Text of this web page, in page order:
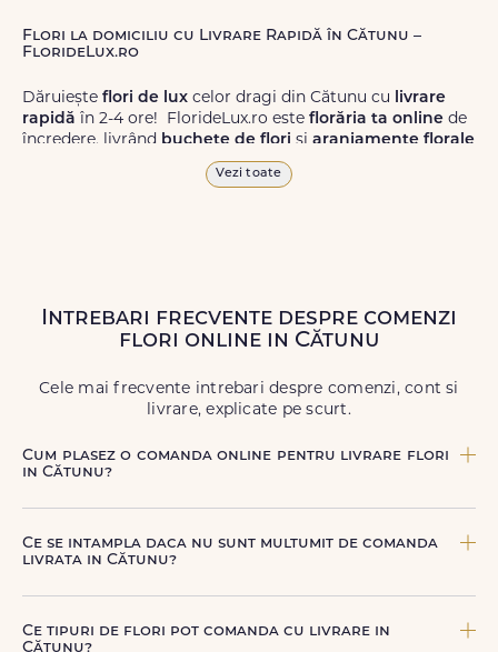
Flori la domiciliu cu Livrare Rapidă în Cătunu –
FlorideLux.ro
Dăruiește flori de lux celor dragi din Cătunu cu livrare
rapidă în 2-4 ore! FlorideLux.ro este florăria ta online de
încredere, livrând buchete de flori și aranjamente florale
de calitate superioară în Cătunu și în toată România.
Livrăm buchete de florichiar și în weekend, pentru ca tu
să poți adresa un gest frumos atunci când ai nevoie.
Vezi toate
Intrebari frecvente despre comenzi
flori online in Cătunu
Cele mai frecvente intrebari despre comenzi, cont si
livrare, explicate pe scurt.
Cum plasez o comanda online pentru livrare flori
in Cătunu?
produsul dorit, data si intervalul de livrare si adresa din
Cătunu. sau poti plasa comanda telefonic, la nr. +40 722
Ce se intampla daca nu sunt multumit de comanda
livrata in Cătunu?
astfel incat poti comanda fara griji.
Ce tipuri de flori pot comanda cu livrare in
Cătunu?